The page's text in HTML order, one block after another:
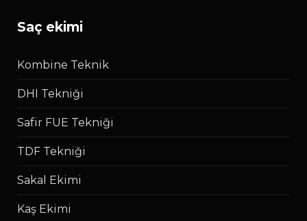
saç ekimi
Kombine Teknik
DHI Tekniği
Safir FUE Tekniği
TDF Tekniği
Sakal Ekimi
Kaş Ekimi